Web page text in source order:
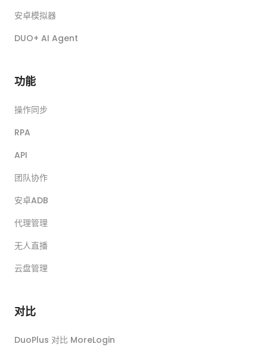
安卓模拟器
DUO+ AI Agent
功能
操作同步
RPA
API
团队协作
安卓ADB
代理管理
无人直播
云盘管理
对比
DuoPlus 对比 MoreLogin